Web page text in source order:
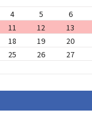
4 5 6
11 12 13
18 19 20
25 26 27